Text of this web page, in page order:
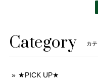
Category カ
★PICK UP★